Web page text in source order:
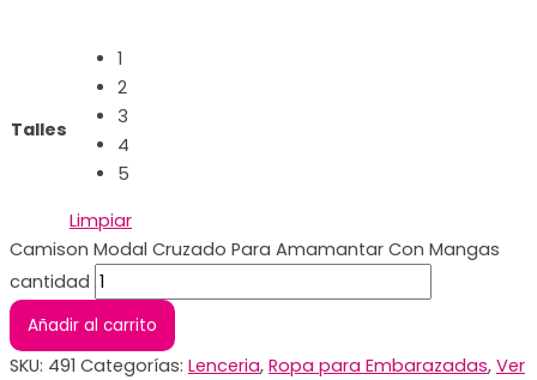
Talles
1
2
3
4
5
Limpiar
Camison Modal Cruzado Para Amamantar Con Mangas
cantidad
Añadir al carrito
SKU: 491 Categorías: Lenceria, Ropa para Embarazadas, Ver